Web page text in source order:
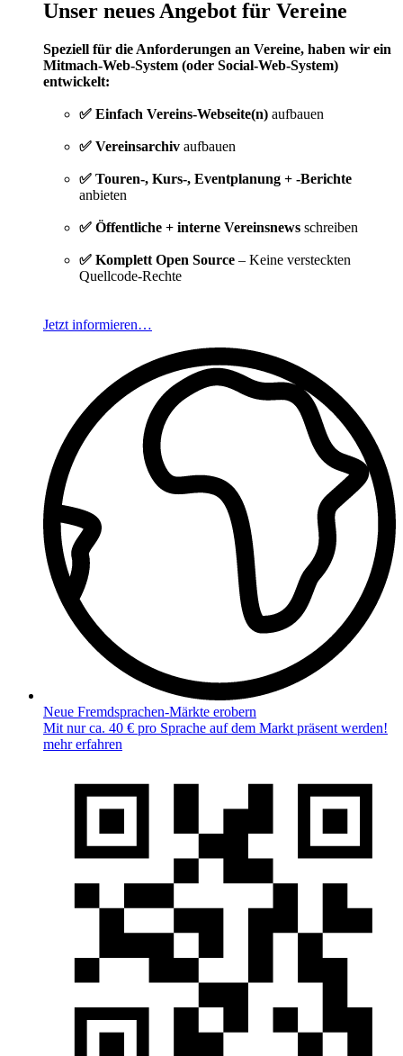
Unser neues Angebot für Vereine
Speziell für die Anforderungen an Vereine, haben wir ein
Mitmach-Web-System (oder Social-Web-System)
entwickelt:
✅ Einfach Vereins-Webseite(n) aufbauen
✅ Vereinsarchiv aufbauen
✅ Touren-, Kurs-, Eventplanung + -Berichte
anbieten
✅ Öffentliche + interne Vereinsnews schreiben
✅ Komplett Open Source – Keine versteckten
Quellcode-Rechte
Jetzt informieren…
Neue Fremdsprachen-Märkte erobern
Mit nur ca. 40 € pro Sprache auf dem Markt präsent werden!
mehr erfahren